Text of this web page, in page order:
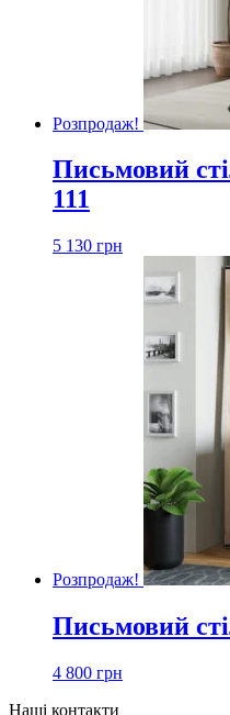
Розпродаж!
Письмовий
111
5 130 грн
Розпродаж!
Письмовий
4 800 грн
Наші контакти